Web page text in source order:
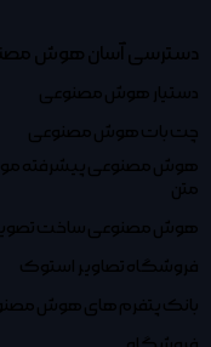
دسترسی آسان هوش
دستیار هوش مصنوعی
چت بات هوش مصنوعی
هوش مصنوعی پیشرفته
متن
هوش مصنوعی ساخت
فروشگاه تصاویر استوک
بانک پتفرم های هوش